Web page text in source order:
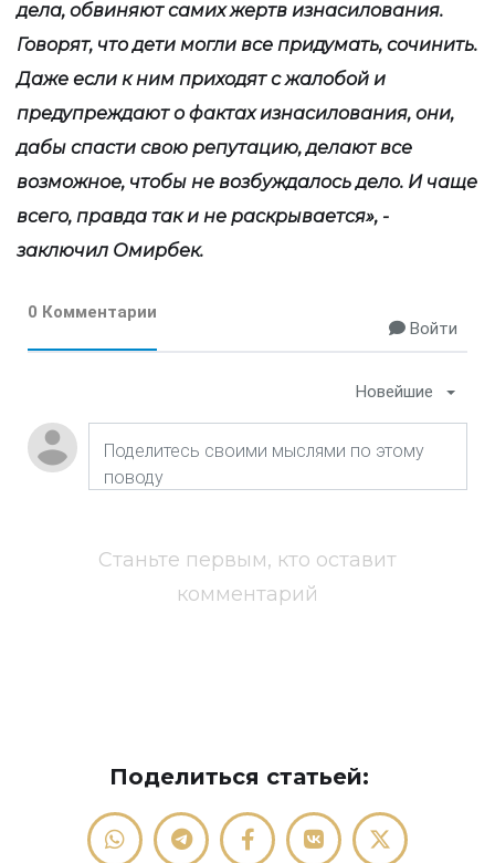
дела, обвиняют самих жертв изнасилования.
Говорят, что дети могли все придумать, сочинить.
Даже если к ним приходят с жалобой и
предупреждают о фактах изнасилования, они,
дабы спасти свою репутацию, делают все
возможное, чтобы не возбуждалось дело. И чаще
всего, правда так и не раскрывается», -
заключил Омирбек.
0 Комментарии
Войти
Новейшие
Станьте первым, кто оставит
комментарий
Поделиться статьей: